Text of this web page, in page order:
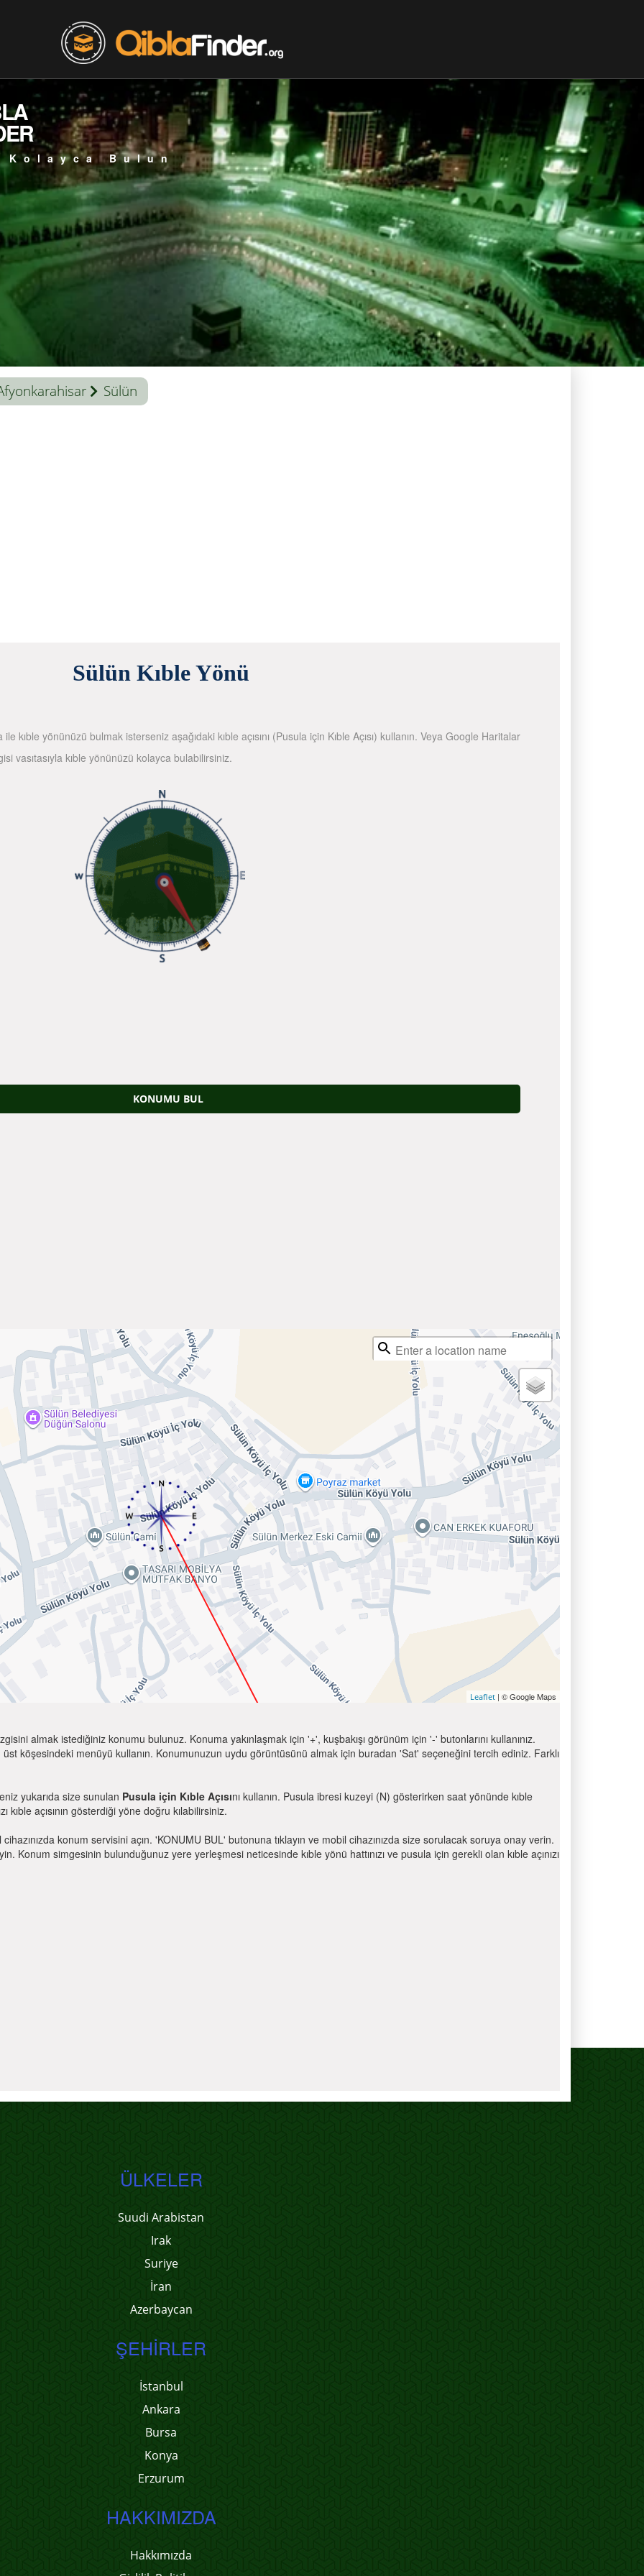
Kolayca Bulun
Sülün
Sülün Kıble Yönü
kıble yönünüzü bulmak isterseniz aşağıdaki kıble açısını (Pusula için Kıble Açısı) kullanın. Veya Google Haritalar
vasıtasıyla kıble yönünüzü kolayca bulabilirsiniz.
KONUMU BUL
Leaflet | © Google Maps
almak istediğiniz konumu bulunuz. Konuma yakınlaşmak için '+', kuşbakışı görünüm için '-' butonlarını kullanınız.
köşesindeki menüyü kullanın. Konumunuzun uydu görüntüsünü almak için buradan 'Sat' seçeneğini tercih ediniz. Farklı
yukarıda size sunulan Pusula için Kıble Açısını kullanın. Pusula ibresi kuzeyi (N) gösterirken saat yönünde kıble
kıble açısının gösterdiği yöne doğru kılabilirsiniz.
konum servisini açın. 'KONUMU BUL' butonuna tıklayın ve mobil cihazınızda size sorulacak soruya onay verin.
Konum simgesinin bulunduğunuz yere yerleşmesi neticesinde kıble yönü hattınızı ve pusula için gerekli olan kıble açınızı
ÜLKELER
Suudi Arabistan
Irak
Suriye
İran
Azerbaycan
ŞEHIRLER
İstanbul
Ankara
Bursa
Konya
Erzurum
HAKKIMIZDA
Hakkımızda